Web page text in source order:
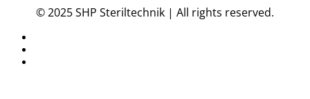
© 2025 SHP Steriltechnik | All rights reserved.